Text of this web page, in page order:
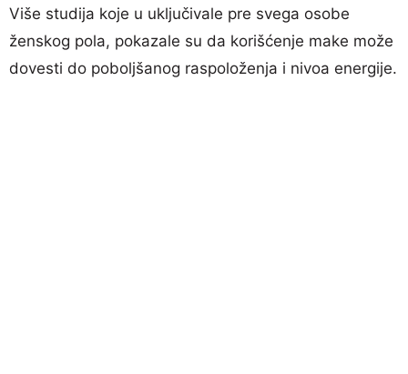
Više studija koje u uključivale pre svega osobe
ženskog pola, pokazale su da korišćenje make može
dovesti do poboljšanog raspoloženja i nivoa energije.